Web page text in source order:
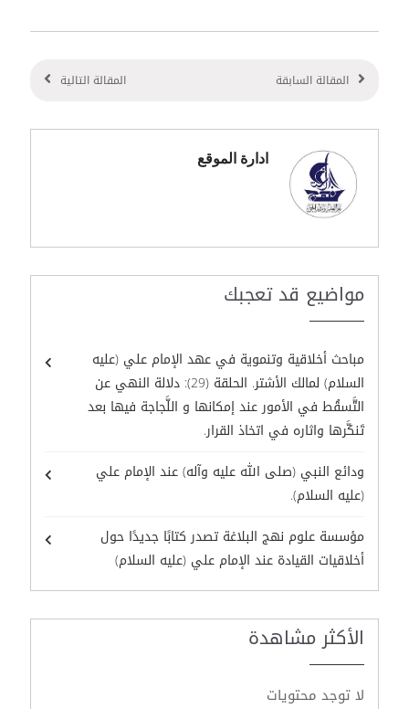
المقالة السابقة المقالة التالية
ادارة الموقع
مواضيع قد تعجبك
مباحث أخلاقية وتنموية في عهد الإمام علي (عليه
السلام) لمالك الأشتر. الحلقة (29): دلالة النهي عن
التَّسقُط في الأمور عند إمكانها و اللَّجاجة فيها بعد
تَنكَّرها واثاره في اتخاذ القرار.
ودائع النبي (صلى الله عليه وآله) عند الإمام علي
(عليه السلام).
مؤسسة علوم نهج البلاغة تصدر كتابًا جديدًا حول
أخلاقيات القيادة عند الإمام علي (عليه السلام)
الأكثر مشاهدة
لا توجد محتويات